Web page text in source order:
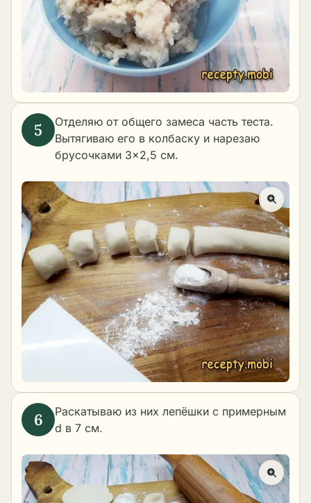
Отделяю от общего замеса часть теста.
Вытягиваю его в колбаску и нарезаю
брусочками 3×2,5 см.
Раскатываю из них лепёшки с примерным
d в 7 см.